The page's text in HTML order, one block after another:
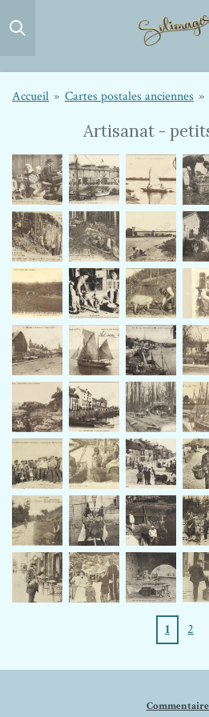
Passer
Accueil » Cartes postales anciennes »
Artisanat -
1 2